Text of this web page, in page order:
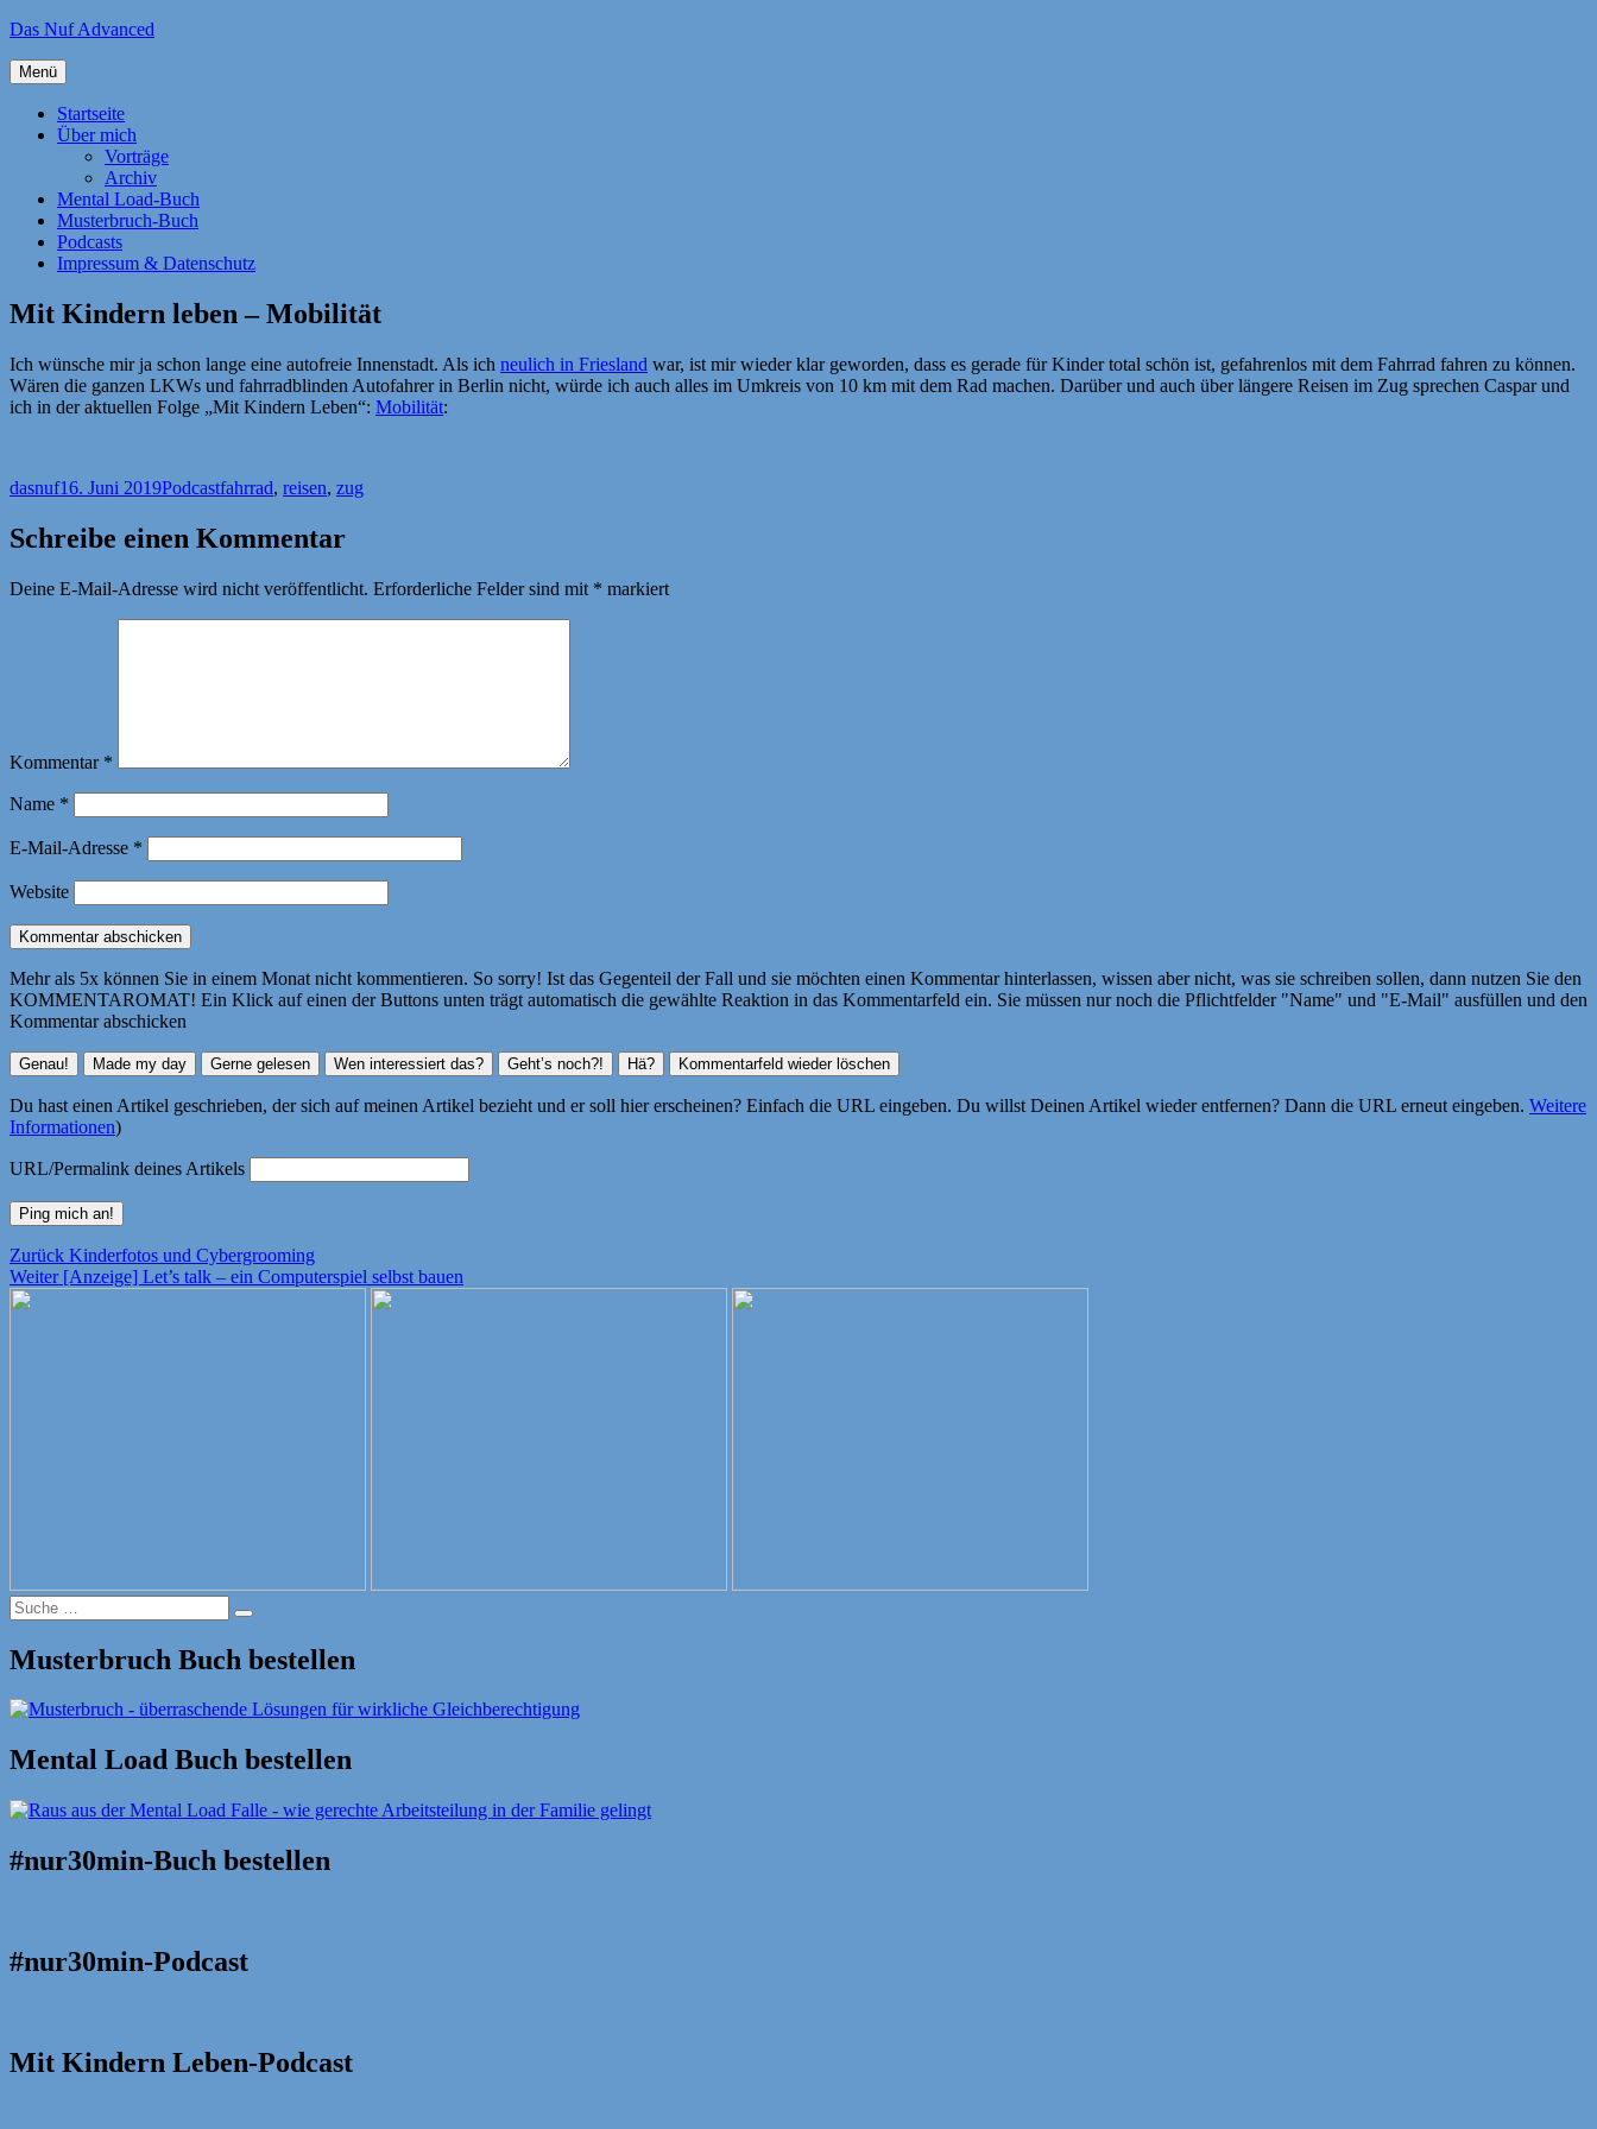
Zum
springen
Das Nuf Advanced
Menü
Startseite
Über mich
Vorträge
Archiv
Mental Load-Buch
Musterbruch-Buch
Podcasts
Impressum & Datenschutz
Mit Kindern leben – Mobilität
Ich wünsche mir ja schon lange eine autofreie Innenstadt. Als ich neulich in Friesland war, ist mir wieder klar geworden, dass es gerade für Kinder total schön ist, gefahrenlos mit dem Fahrrad fahren zu können.
Wären die ganzen LKWs und fahrradblinden Autofahrer in Berlin nicht, würde ich auch alles im Umkreis von 10 km mit dem Rad machen. Darüber und auch über längere Reisen im Zug sprechen Caspar und
ich in der aktuellen Folge „Mit Kindern Leben“: Mobilität:
Autor
dasnufVeröffentlicht
16. Juni 2019Kategorien
PodcastSchlagwörter
fahrrad, reisen, zug
Schreibe einen Kommentar
Deine E-Mail-Adresse wird nicht veröffentlicht. Erforderliche Felder sind mit * markiert
Kommentar *
Name *
E-Mail-Adresse *
Website
Mehr als 5x können Sie in einem Monat nicht kommentieren. So sorry! Ist das Gegenteil der Fall und sie möchten einen Kommentar hinterlassen, wissen aber nicht, was sie schreiben sollen, dann nutzen Sie den
KOMMENTAROMAT! Ein Klick auf einen der Buttons unten trägt automatisch die gewählte Reaktion in das Kommentarfeld ein. Sie müssen nur noch die Pflichtfelder "Name" und "E-Mail" ausfüllen und den
Kommentar abschicken
Du hast einen Artikel geschrieben, der sich auf meinen Artikel bezieht und er soll hier erscheinen? Einfach die URL eingeben. Du willst Deinen Artikel wieder entfernen? Dann die URL erneut eingeben. Weitere
Informationen)
URL/Permalink deines Artikels
Beitragsnavigation
Zurück Vorheriger
Beitrag:
Kinderfotos und Cybergrooming
Weiter Nächster
[Anzeige] Let’s talk – ein Computerspiel selbst bauen
Suche
nach:
Suche
Musterbruch Buch bestellen
Mental Load Buch bestellen
#nur30min-Buch bestellen
#nur30min-Podcast
Mit Kindern Leben-Podcast